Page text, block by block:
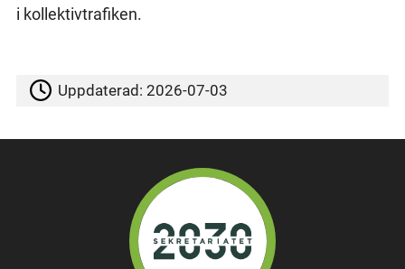
i kollektivtrafiken.
Uppdaterad:2026-07-03